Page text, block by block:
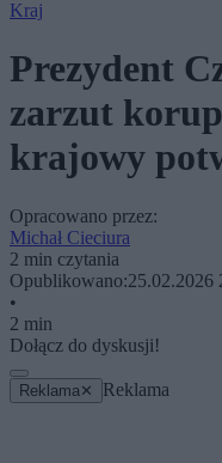
Kraj
Prezydent
zarzut
krajowy
Opracowano przez:
Michał Cieciura
2 min czytania
Opublikowano:25.02.2026
•
2 min
Dołącz do dyskusji!
Reklama ✕ Reklama